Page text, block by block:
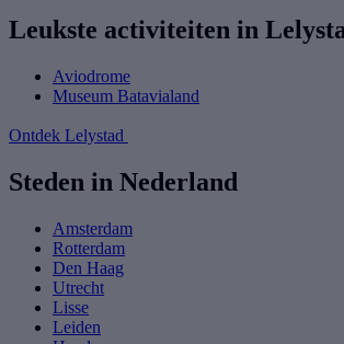
Leukste activiteiten in
Aviodrome
Museum Batavialand
Ontdek Lelystad
Steden in Nederland
Amsterdam
Rotterdam
Den Haag
Utrecht
Lisse
Leiden